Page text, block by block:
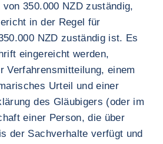
350.000 NZD zuständig,
in der Regel für
NZD zuständig ist. Es
eingereicht werden,
Verfahrensmitteilung, einem
Urteil und einer
des Gläubigers (oder im
einer Person, die über
der Sachverhalte verfügt und